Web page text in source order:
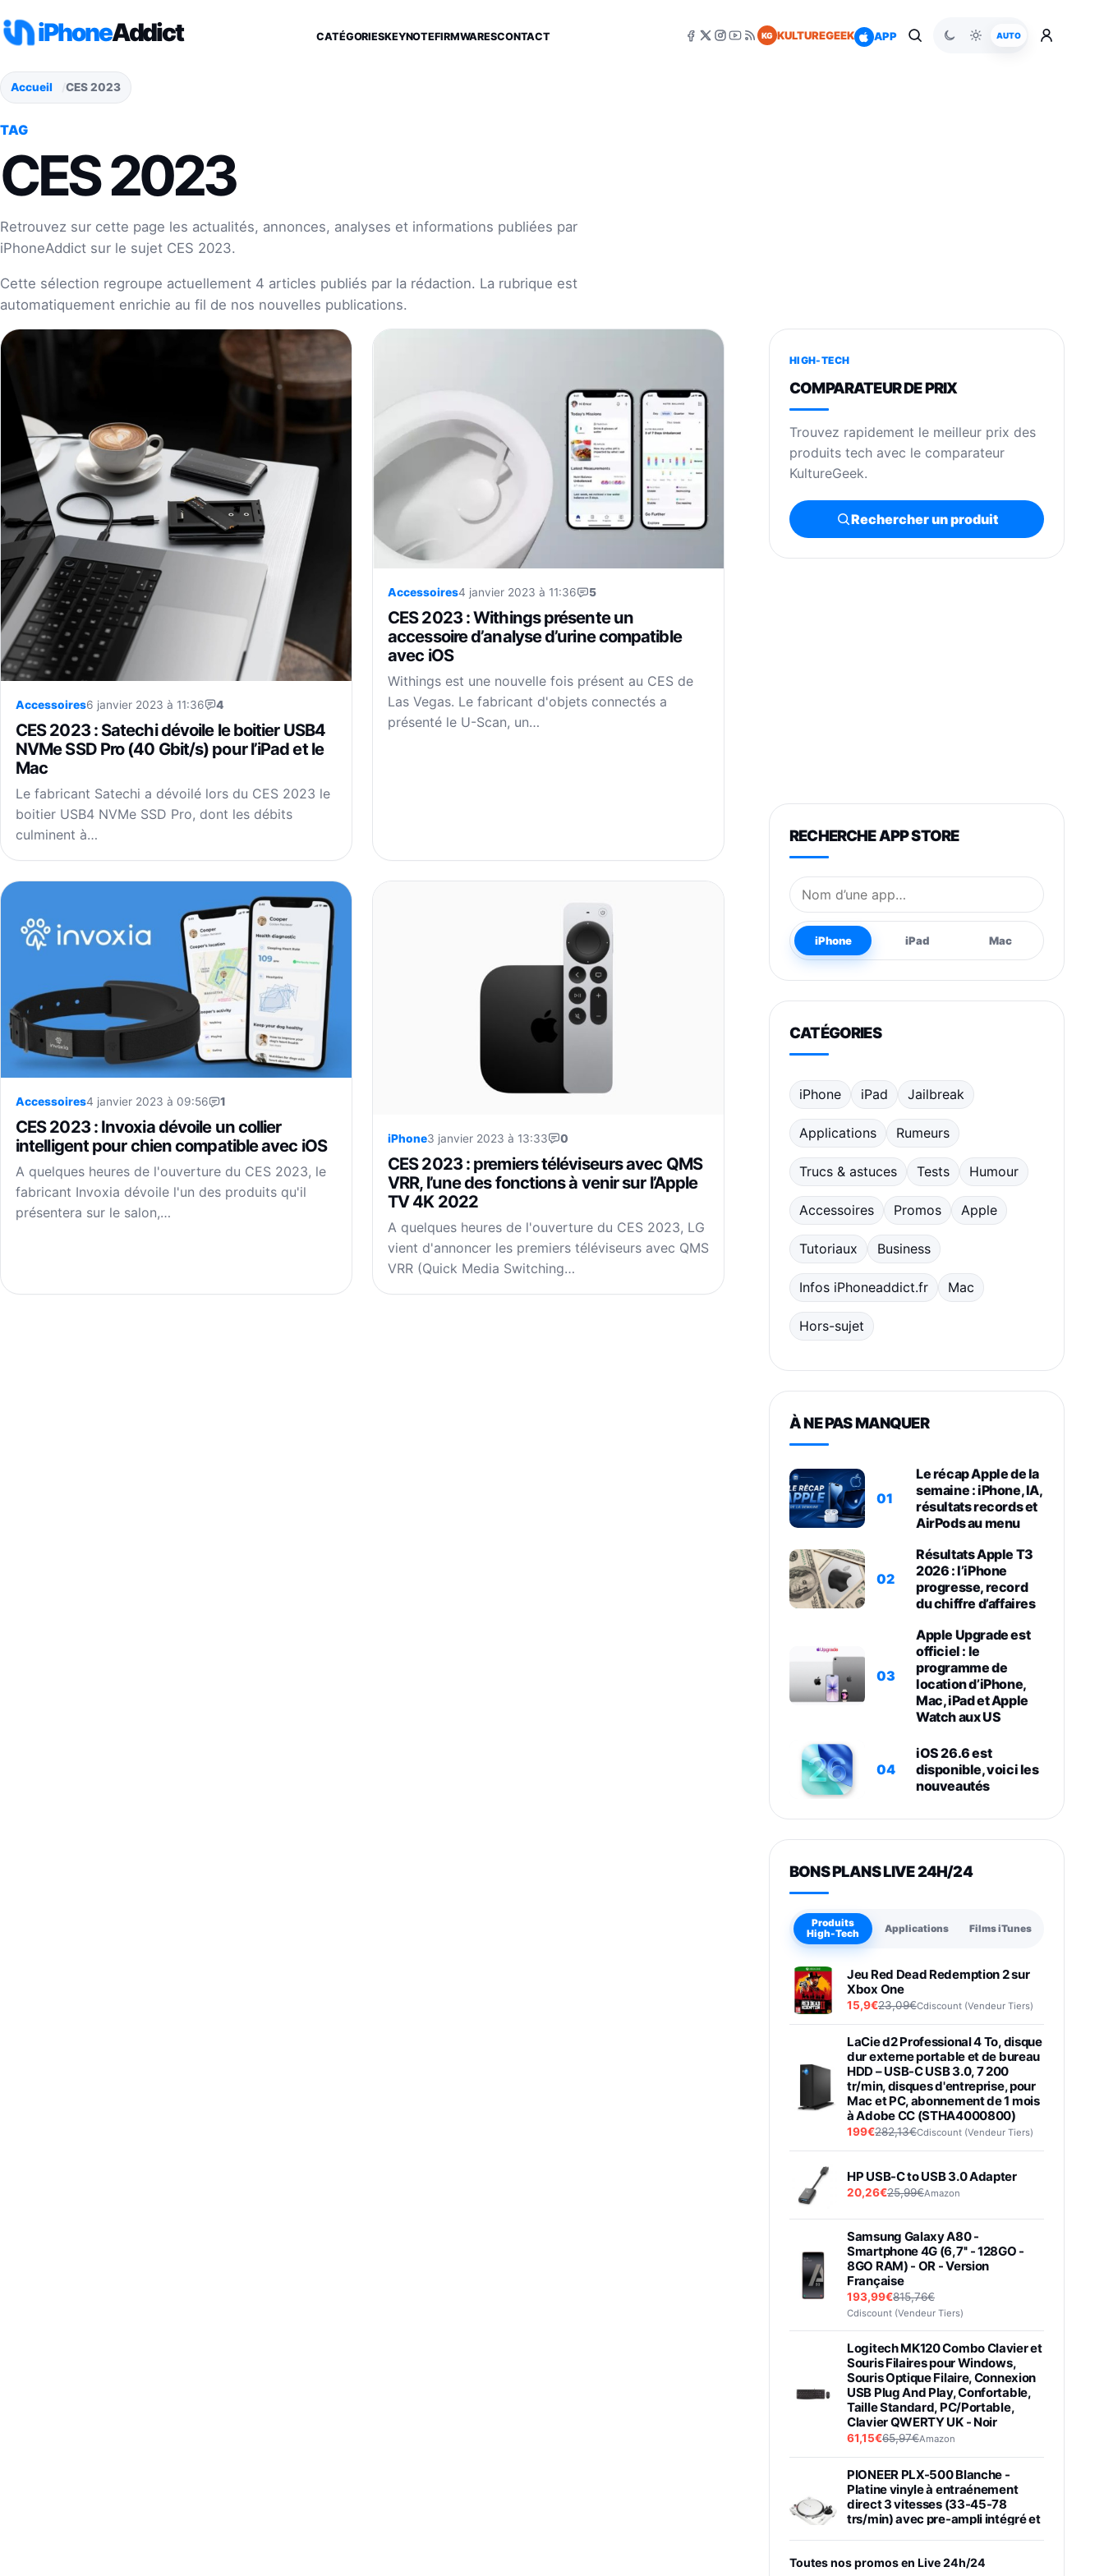
iPhoneAddict CATÉGORIESKEYNOTEFIRMWARESCONTACT KG KULTUREGEEK APP AUTO
Accueil CES 2023
TAG
CES 2023
Retrouvez sur cette page les actualités, annonces, analyses et informations publiées par
iPhoneAddict sur le sujet CES 2023.
Cette sélection regroupe actuellement 4 articles publiés par la rédaction. La rubrique est
automatiquement enrichie au fil de nos nouvelles publications.
Accessoires6 janvier 2023 à 11:36 4
CES 2023 : Satechi dévoile le boitier USB4
NVMe SSD Pro (40 Gbit/s) pour l’iPad et le
Mac
Le fabricant Satechi a dévoilé lors du CES 2023 le
boitier USB4 NVMe SSD Pro, dont les débits
culminent à…
Accessoires4 janvier 2023 à 11:36 5
CES 2023 : Withings présente un
accessoire d’analyse d’urine compatible
avec iOS
Withings est une nouvelle fois présent au CES de
Las Vegas. Le fabricant d'objets connectés a
présenté le U-Scan, un…
Accessoires4 janvier 2023 à 09:56 1
CES 2023 : Invoxia dévoile un collier
intelligent pour chien compatible avec iOS
A quelques heures de l'ouverture du CES 2023, le
fabricant Invoxia dévoile l'un des produits qu'il
présentera sur le salon,…
iPhone3 janvier 2023 à 13:33 0
CES 2023 : premiers téléviseurs avec QMS
VRR, l’une des fonctions à venir sur l’Apple
TV 4K 2022
A quelques heures de l'ouverture du CES 2023, LG
vient d'annoncer les premiers téléviseurs avec QMS
VRR (Quick Media Switching…
HIGH-TECH
COMPARATEUR DE PRIX
Trouvez rapidement le meilleur prix des
produits tech avec le comparateur
KultureGeek.
Rechercher un produit
RECHERCHE APP STORE
Nom de l’application
iPhone iPad Mac
CATÉGORIES
iPhone iPad Jailbreak
Applications Rumeurs
Trucs & astuces Tests Humour
Accessoires Promos Apple
Tutoriaux Business
Infos iPhoneaddict.fr Mac
Hors-sujet
À NE PAS MANQUER
01
Le récap Apple de la
semaine : iPhone, IA,
résultats records et
AirPods au menu
02
Résultats Apple T3
2026 : l’iPhone
progresse, record
du chiffre d’affaires
03
Apple Upgrade est
officiel : le
programme de
location d’iPhone,
Mac, iPad et Apple
Watch aux US
04
iOS 26.6 est
disponible, voici les
nouveautés
BONS PLANS LIVE 24H/24
Produits
High-Tech
Applications Films iTunes
Jeu Red Dead Redemption 2 sur
Xbox One
15,9€23,09€Cdiscount (Vendeur Tiers)
LaCie d2 Professional 4 To, disque
dur externe portable et de bureau
HDD – USB-C USB 3.0, 7 200
tr/min, disques d'entreprise, pour
Mac et PC, abonnement de 1 mois
à Adobe CC (STHA4000800)
199€282,13€Cdiscount (Vendeur Tiers)
HP USB-C to USB 3.0 Adapter
20,26€25,99€Amazon
Samsung Galaxy A80 -
Smartphone 4G (6,7'' - 128GO -
8GO RAM) - OR - Version
Française
193,99€815,76€
Cdiscount (Vendeur Tiers)
Logitech MK120 Combo Clavier et
Souris Filaires pour Windows,
Souris Optique Filaire, Connexion
USB Plug And Play, Confortable,
Taille Standard, PC/Portable,
Clavier QWERTY UK - Noir
61,15€65,97€Amazon
PIONEER PLX-500 Blanche -
Platine vinyle à entraénement
direct 3 vitesses (33-45-78
trs/min) avec pre-ampli intégré et
Toutes nos promos en Live 24h/24